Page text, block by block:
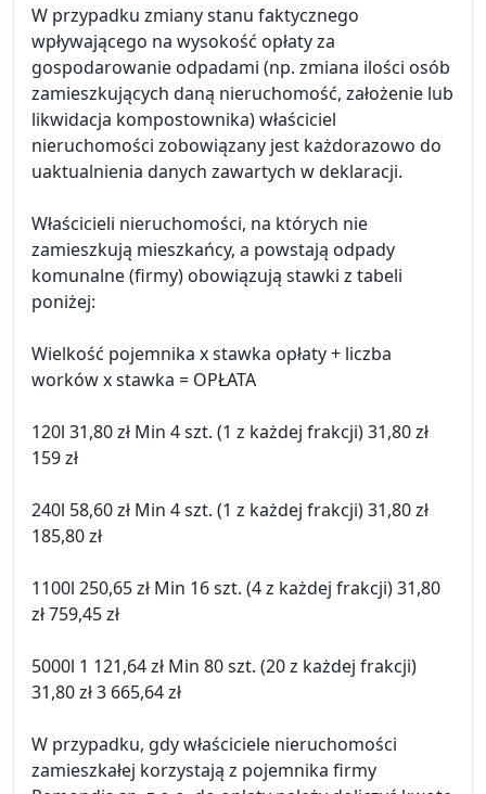
W przypadku zmiany stanu faktycznego
wpływającego na wysokość opłaty za
gospodarowanie odpadami (np. zmiana ilości osób
zamieszkujących daną nieruchomość, założenie lub
likwidacja kompostownika) właściciel
nieruchomości zobowiązany jest każdorazowo do
uaktualnienia danych zawartych w deklaracji.
Właścicieli nieruchomości, na których nie
zamieszkują mieszkańcy, a powstają odpady
komunalne (firmy) obowiązują stawki z tabeli
poniżej:
Wielkość pojemnika x stawka opłaty + liczba
worków x stawka = OPŁATA
120l 31,80 zł Min 4 szt. (1 z każdej frakcji) 31,80 zł
159 zł
240l 58,60 zł Min 4 szt. (1 z każdej frakcji) 31,80 zł
185,80 zł
1100l 250,65 zł Min 16 szt. (4 z każdej frakcji) 31,80
zł 759,45 zł
5000l 1 121,64 zł Min 80 szt. (20 z każdej frakcji)
31,80 zł 3 665,64 zł
W przypadku, gdy właściciele nieruchomości
zamieszkałej korzystają z pojemnika firmy